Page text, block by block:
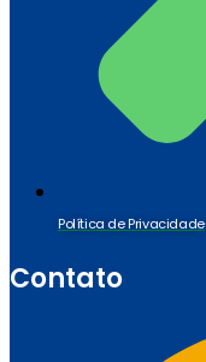
Política de Privacidade
Contato